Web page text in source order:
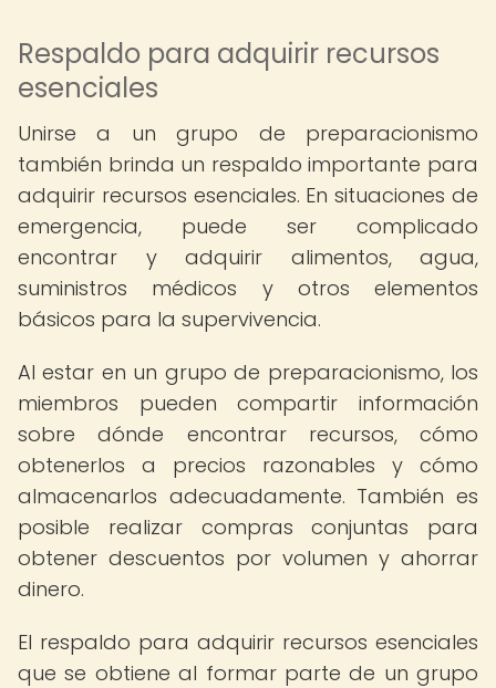
Respaldo para adquirir recursos
esenciales
Unirse a un grupo de preparacionismo
también brinda un respaldo importante para
adquirir recursos esenciales. En situaciones de
emergencia, puede ser complicado
encontrar y adquirir alimentos, agua,
suministros médicos y otros elementos
básicos para la supervivencia.
Al estar en un grupo de preparacionismo, los
miembros pueden compartir información
sobre dónde encontrar recursos, cómo
obtenerlos a precios razonables y cómo
almacenarlos adecuadamente. También es
posible realizar compras conjuntas para
obtener descuentos por volumen y ahorrar
dinero.
El respaldo para adquirir recursos esenciales
que se obtiene al formar parte de un grupo